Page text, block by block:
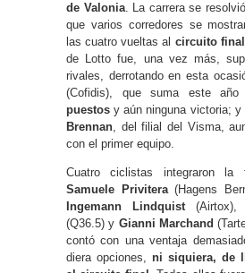
de Valonia. La carrera se
que varios corredores se
las cuatro vueltas al circuito
de Lotto fue, una vez más,
rivales, derrotando en esta
(Cofidis), que suma este año
puestos y aún ninguna victoria; y
Brennan, del filial del Visma,
con el primer equipo.
Cuatro ciclistas integraron
Samuele Privitera(Hagens
Ingemann Lindquist(Airtox),
(Q36.5) y Gianni Marchand
contó con una ventaja
diera opciones, ni siquiera, de